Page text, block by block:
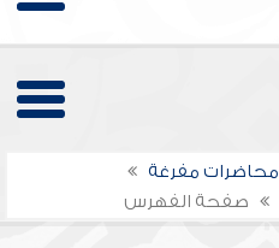
محاضرات مفرغة
صفحة الفهرس